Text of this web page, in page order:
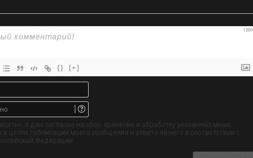
1500
{} [+]
Имя*
Email.
обязательно
я даю согласие на сбор, хранение и обработку указанных мною
целях публикации моего сообщения и ответа на него в соответствии с
Федерации.